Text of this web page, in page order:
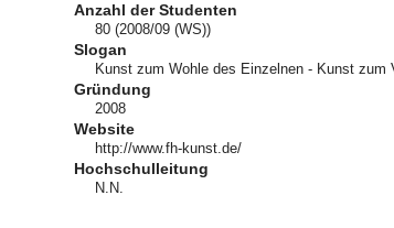
Anzahl der Studenten
80 (2008/09 (WS))
Slogan
Kunst zum Wohle des Einzelnen - Kunst zum
Gründung
2008
Website
http://www.fh-kunst.de/
Hochschulleitung
N.N.